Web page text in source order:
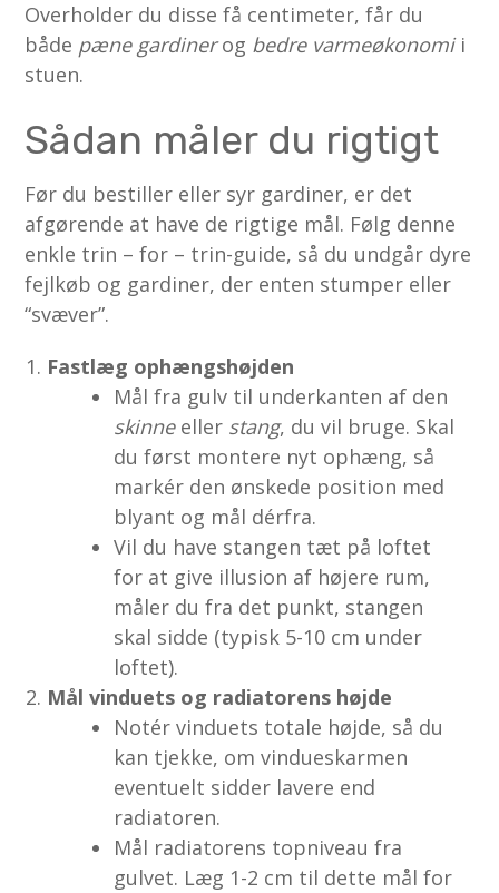
Overholder du disse få centimeter, får du
både pæne gardinerog bedre varmeøkonomii
stuen.
Sådan måler du rigtigt
Før du bestiller eller syr gardiner, er det
afgørende at have de rigtige mål. Følg denne
enkle trin – for – trin-guide, så du undgår dyre
fejlkøb og gardiner, der enten stumper eller
“svæver”.
Fastlæg ophængshøjden
Mål fra gulv til underkanten af den
skinneeller stang, du vil bruge. Skal
du først montere nyt ophæng, så
markér den ønskede position med
blyant og mål dérfra.
Vil du have stangen tæt på loftet
for at give illusion af højere rum,
måler du fra det punkt, stangen
skal sidde (typisk 5-10 cm under
loftet).
Mål vinduets og radiatorens højde
Notér vinduets totale højde, så du
kan tjekke, om vindueskarmen
eventuelt sidder lavere end
radiatoren.
Mål radiatorens topniveau fra
gulvet. Læg 1-2 cm til dette mål for